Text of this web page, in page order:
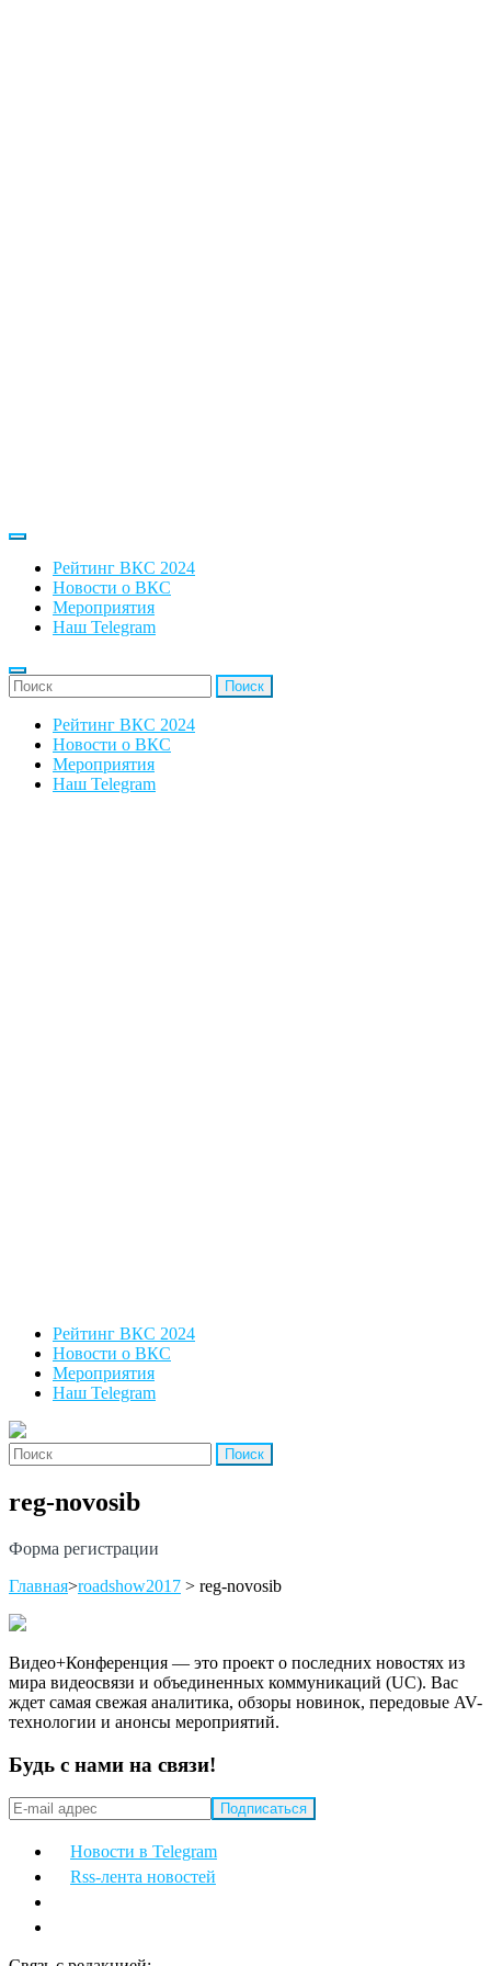
Рейтинг ВКС 2024
Новости о ВКС
Мероприятия
Наш Telegram
'Найти:
Рейтинг ВКС 2024
Новости о ВКС
Мероприятия
Наш Telegram
Рейтинг ВКС 2024
Новости о ВКС
Мероприятия
Наш Telegram
'Найти:
reg-novosib
Форма регистрации
Главная>roadshow2017 > reg-novosib
Видео+Конференция — это проект о последних новостях из
мира видеосвязи и объединенных коммуникаций (UC). Вас
ждет самая свежая аналитика, обзоры новинок, передовые AV-
технологии и анонсы мероприятий.
Будь с нами на связи!
Новости в Telegram
Rss-лента новостей